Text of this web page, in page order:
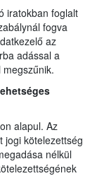
iratokban foglalt
fogva
az
adással a
alapul. Az
jogi kötelezettség
nélkül